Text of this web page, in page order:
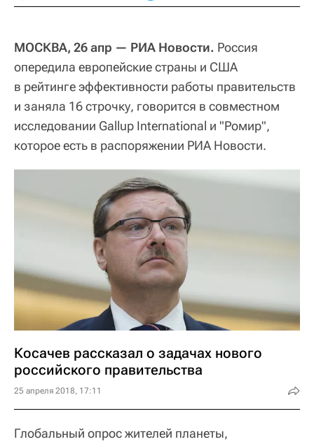
МОСКВА, 26 апр — РИА Новости. Россия
опередила европейские страны и США
в рейтинге эффективности работы правительств
и заняла 16 строчку, говорится в совместном
исследовании Gallup International и "Ромир",
которое есть в распоряжении РИА Новости.
Косачев рассказал о задачах нового
российского правительства
25 апреля 2018, 17:11
Глобальный опрос жителей планеты,